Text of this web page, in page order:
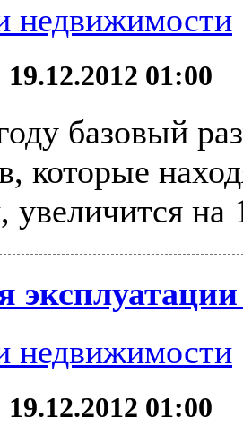
недвижимости
01:00
базовый
которые
увеличится
недвижимости
01:00